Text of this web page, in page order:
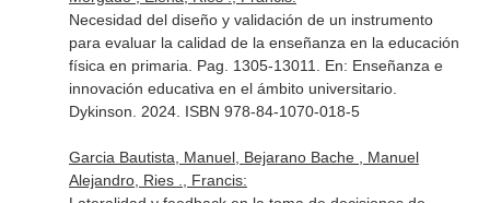
Necesidad del diseño y validación de un instrumento
para evaluar la calidad de la enseñanza en la educación
física en primaria. Pag. 1305-13011. En: Enseñanza e
innovación educativa en el ámbito universitario.
Dykinson. 2024. ISBN 978-84-1070-018-5
Garcia Bautista, Manuel, Bejarano Bache , Manuel
Alejandro, Ries ., Francis: